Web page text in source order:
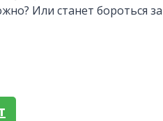
Или станет бороться за